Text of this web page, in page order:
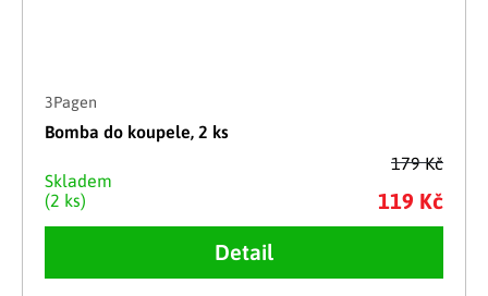
179 Kč
3Pagen
Bomba do koupele, 2 ks
Skladem
(2 ks)
119 Kč
Detail